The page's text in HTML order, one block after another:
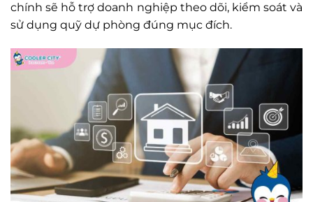
chính sẽ hỗ trợ doanh nghiệp theo dõi, kiểm soát và
sử dụng quỹ dự phòng đúng mục đích.